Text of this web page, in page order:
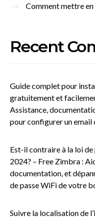
Comment mettre
Recent
Guide complet pour
gratuitement et
Assistance,
pour configurer un email
Est-il contraire à la loi
2024? – Free Zimbra :
documentation, et
de passe WiFi de votre
Suivre la localisation de